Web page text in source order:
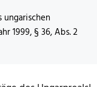
1999, § 36, Abs. 2